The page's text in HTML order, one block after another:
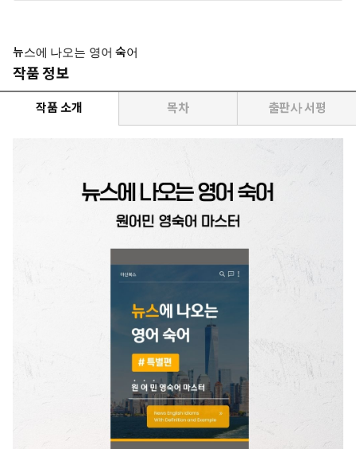
뉴스에 나오는 영어 숙어
작품 정보
작품 소개 목차 출판사 서평